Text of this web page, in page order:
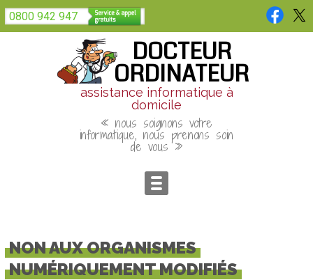
0800 942 947
DOCTEUR
ORDINATEUR
assistance informatique à
domicile
« nous soignons votre
informatique, nous prenons soin
de vous »
NON AUX ORGANISMES
NUMÉRIQUEMENT MODIFIÉS
Panneau de gestion des cookies